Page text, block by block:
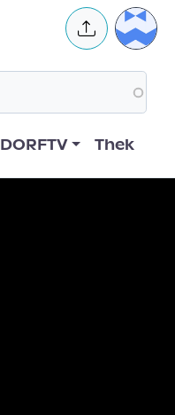
User
DORFTV Thek